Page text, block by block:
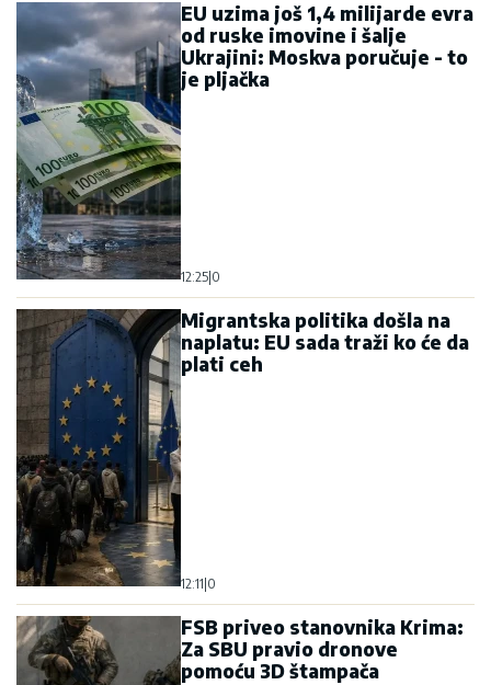
EU uzima još 1,4 milijarde evra
od ruske imovine i šalje
Ukrajini: Moskva poručuje - to
je pljačka
12:25 0
Migrantska politika došla na
naplatu: EU sada traži ko će da
plati ceh
12:11 0
FSB priveo stanovnika Krima:
Za SBU pravio dronove
pomoću 3D štampača